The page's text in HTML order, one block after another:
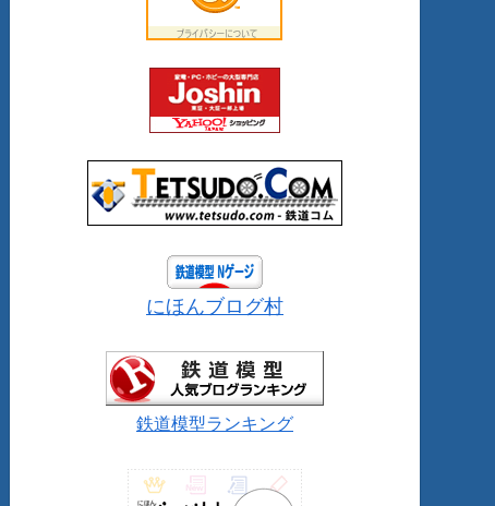
にほんブログ村
鉄道模型ランキング